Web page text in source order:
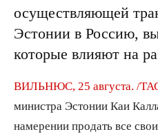
осуществляющей
Эстонии в Россию,
которые влияют на
ВИЛЬНЮС, 25 августа. /
министра Эстонии Каи
намерении продать все